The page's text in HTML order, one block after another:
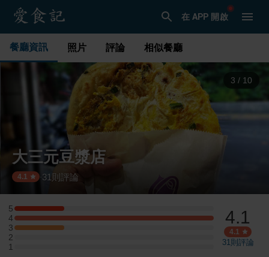
在 APP 開啟
餐廳資訊 照片 評論 相似餐廳
3 / 10
大三元豆漿店
4.1 · 31 則評論
5
5 星：1 則評論
4
4 星：4 則評論
3
3 星：1 則評論
2
2 星：0 則評論
1
1 星：0 則評論
4.1
4.1
31則評論